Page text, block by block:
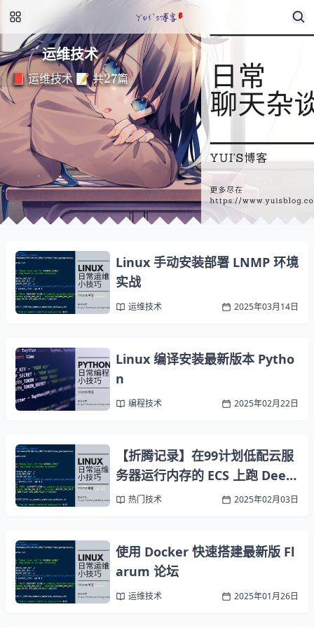
运维技术
📕 运维技术 📝 共
27
篇
Linux 手动安装部署 LNMP 环境
实战
运维技术 2025年03月14日
Linux 编译安装最新版本 Pytho
n
编程技术 2025年02月22日
【折腾记录】在99计划低配云服
务器运行内存的 ECS 上跑 Deep
seek
热门技术 2025年02月03日
使用 Docker 快速搭建最新版 Fl
arum 论坛
运维技术 2025年01月26日